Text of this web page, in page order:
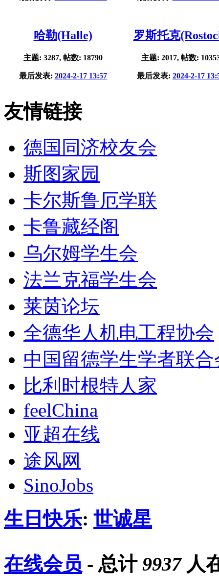
哈勒(Halle)
主题: 3287, 帖数: 18790
最后发表: 2024-2-17 13:57
罗斯托克
主题: 2017, 帖数:
最后发表: 2024-2-17
友情链接
德国同济校友会
斯图家园
卡尔斯鲁厄学联
卡鲁藏经阁
乌尔姆学生会
法兰克福学生会
莱茵论坛
全德华人机电工程协会
中国留德学生学者联合
比利时根特人家
feelChina
亚超在线
途风网
SinoJobs
生日快乐: 世诚星
在线会员 - 总计 9937人